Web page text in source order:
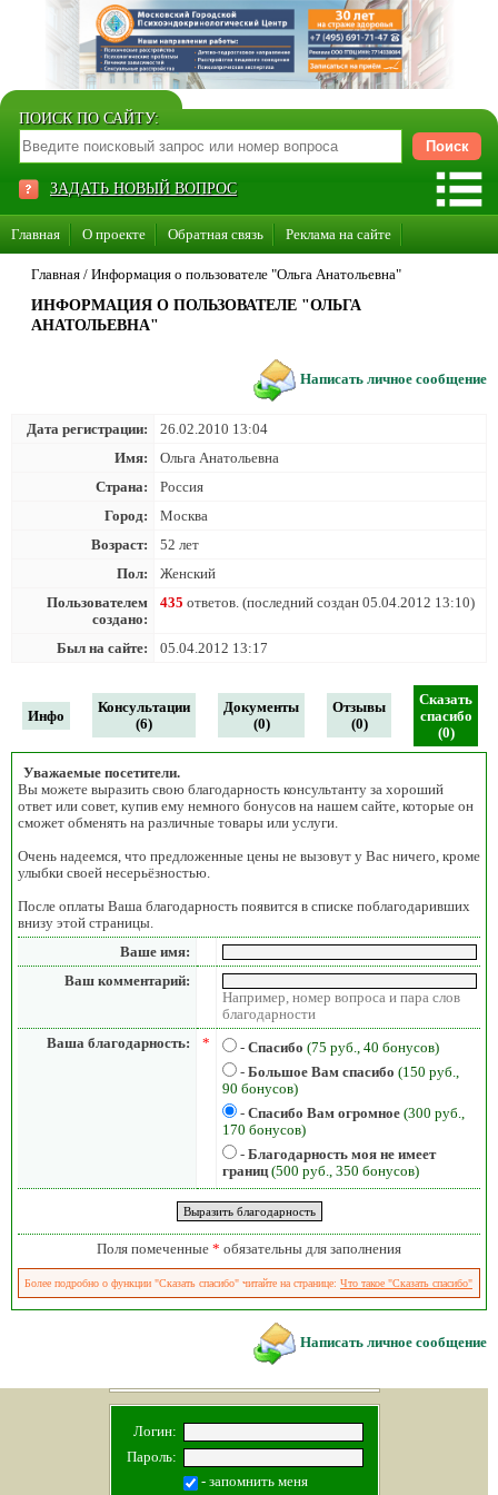
ПОИСК ПО САЙТУ:
ЗАДАТЬ НОВЫЙ ВОПРОС
Главная О проекте Обратная связь Реклама на сайте
Стать консультантом нашего сайта
Суперакция «Каждому врачу свой сайт»
Главная / Информация о пользователе "Ольга Анатольевна"
ИНФОРМАЦИЯ О ПОЛЬЗОВАТЕЛЕ "ОЛЬГА
АНАТОЛЬЕВНА"
Написать личное сообщение
Дата регистрации:
26.02.2010 13:04
Имя:
Ольга Анатольевна
Страна:
Россия
Город:
Москва
Возраст:
52 лет
Пол:
Женский
Пользователем
создано:
435 ответов. (последний создан 05.04.2012 13:10)
Был на сайте: 05.04.2012 13:17
Инфо
Консультации
(6)
Документы
(0)
Отзывы
(0)
Сказать
спасибо
(0)
Уважаемые посетители.
Вы можете выразить свою благодарность консультанту за хороший
ответ или совет, купив ему немного бонусов на нашем сайте, которые он
сможет обменять на различные товары или услуги.
Очень надеемся, что предложенные цены не вызовут у Вас ничего, кроме
улыбки своей несерьёзностью.
После оплаты Ваша благодарность появится в списке поблагодаривших
внизу этой страницы.
Ваше имя:
Ваш комментарий:
Например, номер вопроса и пара слов
благодарности
Ваша благодарность:
* - Спасибо (75 руб., 40 бонусов)
- Большое Вам спасибо (150 руб.,
90 бонусов)
- Спасибо Вам огромное (300 руб.,
170 бонусов)
- Благодарность моя не имеет
границ (500 руб., 350 бонусов)
Поля помеченные * обязательны для заполнения
Более подробно о функции "Сказать спасибо" читайте на странице: Что такое "Сказать спасибо"
Написать личное сообщение
Логин:
Пароль:
- запомнить меня